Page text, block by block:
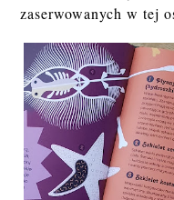
zaserwowanych w tej